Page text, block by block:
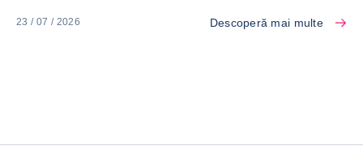
23 / 07 / 2026 Descoperă mai multe